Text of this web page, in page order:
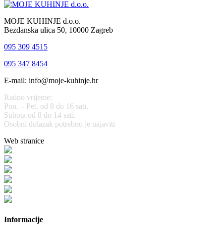
MOJE KUHINJE d.o.o.
Bezdanska ulica 50, 10000 Zagreb
095 309 4515
095 347 8454
E-mail: info@moje-kuhinje.hr
Radno vrijeme:
Pon. – Pet. od 8 do 16 sati.
Subota od 8 do 14 sati.
Osobni dolazak potrebno je najaviti
Web stranice
Informacije